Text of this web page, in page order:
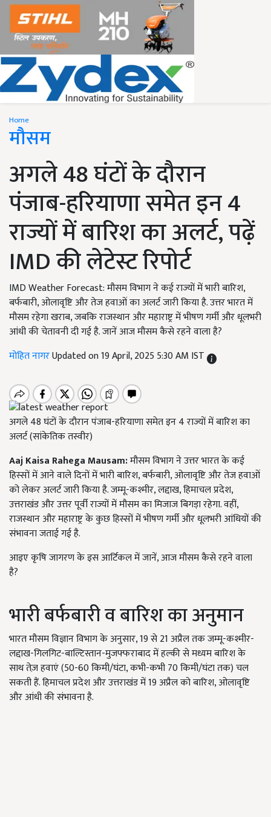
Home
मौसम
अगले 48 घंटों के दौरान
पंजाब-हरियाणा समेत इन 4
राज्यों में बारिश का अलर्ट, पढ़ें
IMD की लेटेस्ट रिपोर्ट
IMD Weather Forecast: मौसम विभाग ने कई राज्यों में भारी बारिश,
बर्फबारी, ओलावृष्टि और तेज हवाओं का अलर्ट जारी किया है. उत्तर भारत में
मौसम रहेगा खराब, जबकि राजस्थान और महाराष्ट्र में भीषण गर्मी और धूलभरी
आंधी की चेतावनी दी गई है. जानें आज मौसम कैसे रहने वाला है?
मोहित नागरUpdated on 19 April, 2025 5:30 AM IST
अगले 48 घंटों के दौरान पंजाब-हरियाणा समेत इन 4 राज्यों में बारिश का
अलर्ट (सांकेतिक तस्वीर)
Aaj Kaisa Rahega Mausam:मौसम विभाग ने उत्तर भारत के कई
हिस्सों में आने वाले दिनों में भारी बारिश, बर्फबारी, ओलावृष्टि और तेज हवाओं
को लेकर अलर्ट जारी किया है. जम्मू-कश्मीर, लद्दाख, हिमाचल प्रदेश,
उत्तराखंड और उत्तर पूर्वी राज्यों में मौसम का मिजाज बिगड़ा रहेगा. वहीं,
राजस्थान और महाराष्ट्र के कुछ हिस्सों में भीषण गर्मी और धूलभरी आंधियों की
संभावना जताई गई है.
आइए कृषि जागरण के इस आर्टिकल में जानें, आज मौसम कैसे रहने वाला
है?
भारी बर्फबारी व बारिश का अनुमान
भारत मौसम विज्ञान विभाग के अनुसार, 19 से 21 अप्रैल तक जम्मू-कश्मीर-
लद्दाख-गिलगिट-बाल्टिस्तान-मुजफ्फराबाद में हल्की से मध्यम बारिश के
साथ तेज़ हवाएं (50-60 किमी/घंटा, कभी-कभी 70 किमी/घंटा तक) चल
सकती हैं. हिमाचल प्रदेश और उत्तराखंड में 19 अप्रैल को बारिश, ओलावृष्टि
और आंधी की संभावना है.